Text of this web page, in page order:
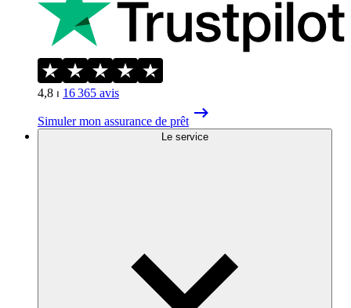
4,8 ⏐ 16 365 avis
Simuler mon assurance de prêt
Le service